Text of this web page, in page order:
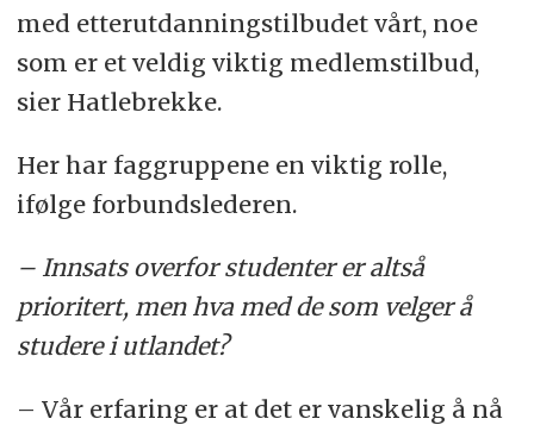
med etterutdanningstilbudet vårt, noe
som er et veldig viktig medlemstilbud,
sier Hatlebrekke.
Her har faggruppene en viktig rolle,
ifølge forbundslederen.
– Innsats overfor studenter er altså
prioritert, men hva med de som velger å
studere i utlandet?
– Vår erfaring er at det er vanskelig å nå